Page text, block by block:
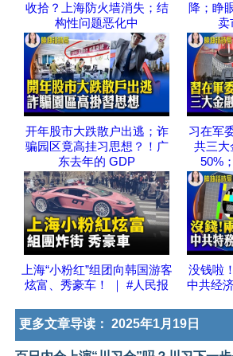
收拾？上海防火墙消失；结
构性问题恶化中
降；睁
卖
开年股市大跌散户出逃；诈
骗园区竟高挂习思想？！广
东去年的 GDP
习在军
共三大
50%
上海“小粉红”组团向韩国游客
炫富、秀豪车！ ｜ #人民报
没钱啦
中共经
更多文章导读： 2025年1月19日